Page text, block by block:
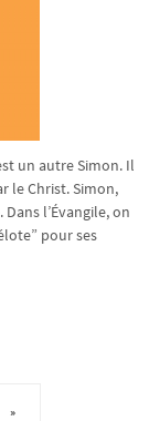
un autre Simon. Il
le Christ. Simon,
l’Évangile, on
pour ses
»